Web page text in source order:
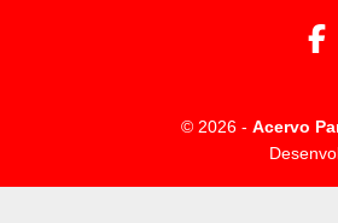
© 2026 - Acervo